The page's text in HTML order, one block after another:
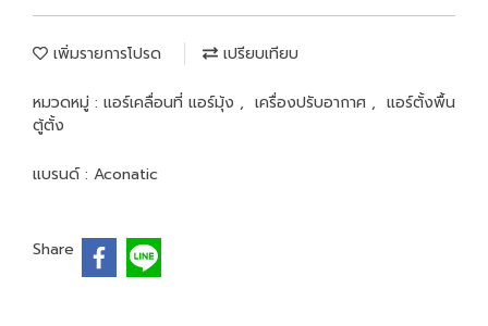
เพิ่มรายการโปรด เปรียบเทียบ
หมวดหมู่ : แอร์เคลื่อนที่ แอร์มุ้ง , เครื่องปรับอากาศ , แอร์ตั้งพื้น
ตู้ตั้ง
แบรนด์ : Aconatic
Share